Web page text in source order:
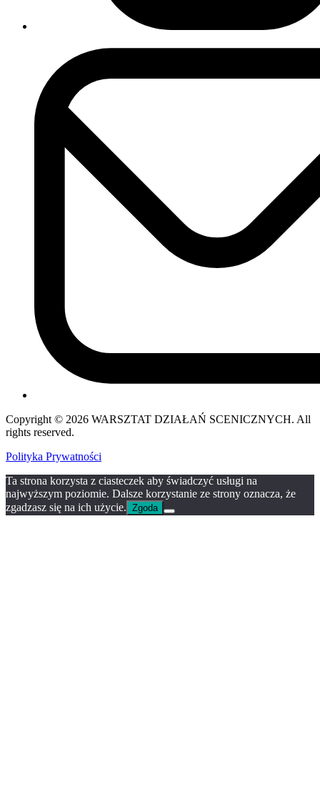
Copyright © 2026 WARSZTAT DZIAŁAŃ SCENICZNYCH. All
rights reserved.
Polityka Prywatności
Ta strona korzysta z ciasteczek aby świadczyć usługi na
najwyższym poziomie. Dalsze korzystanie ze strony oznacza, że
zgadzasz się na ich użycie. Zgoda